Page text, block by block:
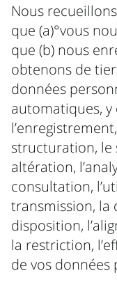
Nous
que (a)°vous
que (b) nous
obtenons de
données
automatiques,
structuration, le
altération,
consultation,
transmission, la
disposition,
la restriction,
de vos données